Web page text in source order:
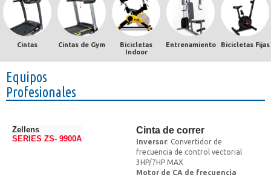
Cintas Cintas de Gym
Bicicletas
Indoor
Entrenamiento Bicicletas Fijas
Equipos
Profesionales
Zellens
SERIES ZS- 9900A
Cinta de correr
Inversor: Convertidor de
frecuencia de control vectorial
3HP/7HP MAX
Motor de CA de frecuencia